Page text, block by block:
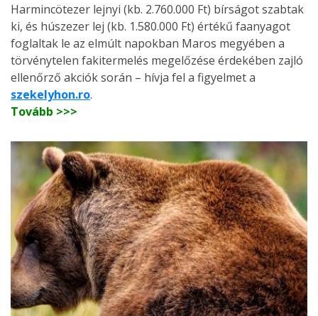
Harmincötezer lejnyi (kb. 2.760.000 Ft) bírságot szabtak
ki, és húszezer lej (kb. 1.580.000 Ft) értékű faanyagot
foglaltak le az elmúlt napokban Maros megyében a
törvénytelen fakitermelés megelőzése érdekében zajló
ellenőrző akciók során – hívja fel a figyelmet a
szekelyhon.ro.
Tovább >>>